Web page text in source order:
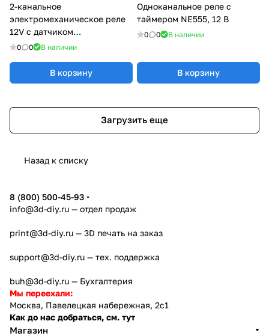
2-канальное
электромеханическое реле
12V с датчиком
освещенности
0 0 В наличии
В корзину
Одноканальное реле с
таймером NE555, 12 В
0 0 В наличии
В корзину
Загрузить еще
Назад к списку
8 (800) 500-45-93
info@3d-diy.ru — отдел продаж
print@3d-diy.ru — 3D печать на заказ
support@3d-diy.ru — тех. поддержка
buh@3d-diy.ru — Бухгалтерия
Мы переехали:
Москва, Павелецкая набережная, 2с1
Как до нас добраться, см. тут
Магазин